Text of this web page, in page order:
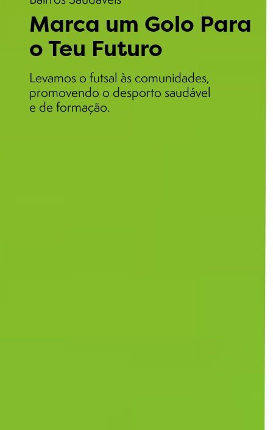
Marca um Golo Para
o Teu Futuro
Levamos o futsal às comunidades,
promovendo o desporto saudável
e de formação.